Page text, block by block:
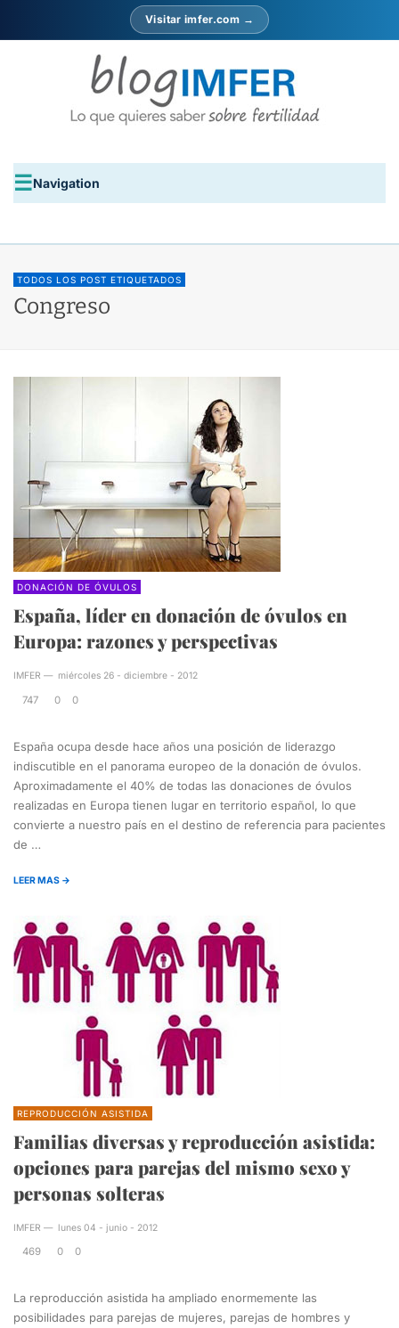
Visitar imfer.com →
Navigation
TODOS LOS POST ETIQUETADOS
Congreso
DONACIÓN DE ÓVULOS
España, líder en donación de óvulos en
Europa: razones y perspectivas
IMFER — miércoles 26 - diciembre - 2012
747 0 0
España ocupa desde hace años una posición de liderazgo
indiscutible en el panorama europeo de la donación de óvulos.
Aproximadamente el 40% de todas las donaciones de óvulos
realizadas en Europa tienen lugar en territorio español, lo que
convierte a nuestro país en el destino de referencia para pacientes
de …
LEER MAS →
REPRODUCCIÓN ASISTIDA
Familias diversas y reproducción asistida:
opciones para parejas del mismo sexo y
personas solteras
IMFER — lunes 04 - junio - 2012
469 0 0
La reproducción asistida ha ampliado enormemente las
posibilidades para parejas de mujeres, parejas de hombres y